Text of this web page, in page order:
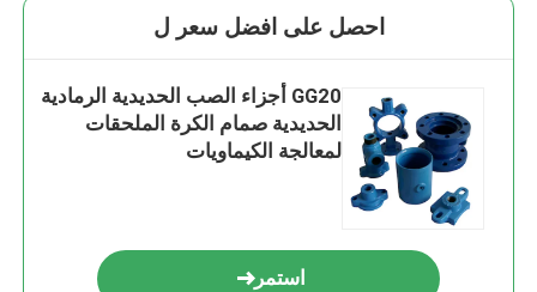
احصل على افضل سعر ل
GG20 أجزاء الصب الحديدية الرمادية
الحديدية صمام الكرة الملحقات
لمعالجة الكيماويات
استمر